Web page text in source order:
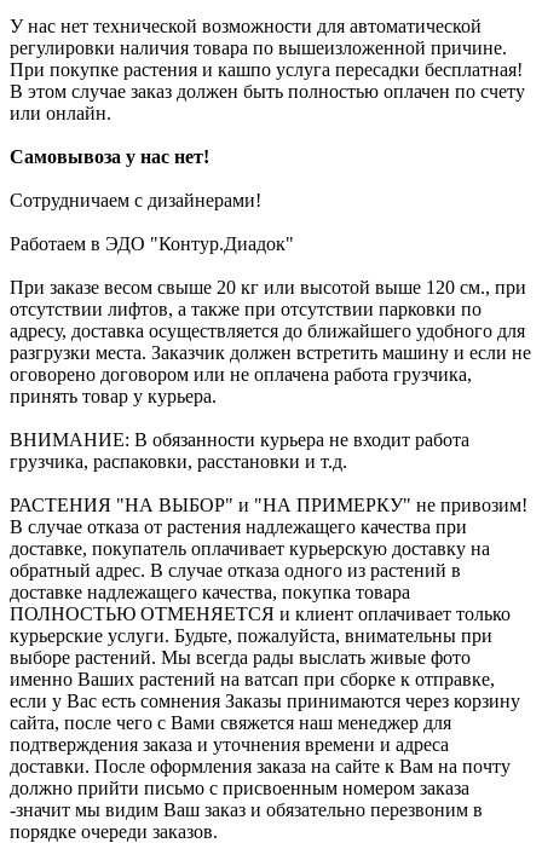
У нас нет технической возможности для автоматической
регулировки наличия товара по вышеизложенной причине.
При покупке растения и кашпо услуга пересадки бесплатная!
В этом случае заказ должен быть полностью оплачен по счету
или онлайн.
Самовывоза у нас нет!
Сотрудничаем с дизайнерами!
Работаем в ЭДО "Контур.Диадок"
При заказе весом свыше 20 кг или высотой выше 120 см., при
отсутствии лифтов, а также при отсутствии парковки по
адресу, доставка осуществляется до ближайшего удобного для
разгрузки места. Заказчик должен встретить машину и если не
оговорено договором или не оплачена работа грузчика,
принять товар у курьера.
ВНИМАНИЕ: В обязанности курьера не входит работа
грузчика, распаковки, расстановки и т.д.
РАСТЕНИЯ "НА ВЫБОР" и "НА ПРИМЕРКУ" не привозим!
В случае отказа от растения надлежащего качества при
доставке, покупатель оплачивает курьерскую доставку на
обратный адрес. В случае отказа одного из растений в
доставке надлежащего качества, покупка товара
ПОЛНОСТЬЮ ОТМЕНЯЕТСЯ и клиент оплачивает только
курьерские услуги. Будьте, пожалуйста, внимательны при
выборе растений. Мы всегда рады выслать живые фото
именно Ваших растений на ватсап при сборке к отправке,
если у Вас есть сомнения Заказы принимаются через корзину
сайта, после чего с Вами свяжется наш менеджер для
подтверждения заказа и уточнения времени и адреса
доставки. После оформления заказа на сайте к Вам на почту
должно прийти письмо с присвоенным номером заказа
-значит мы видим Ваш заказ и обязательно перезвоним в
порядке очереди заказов.